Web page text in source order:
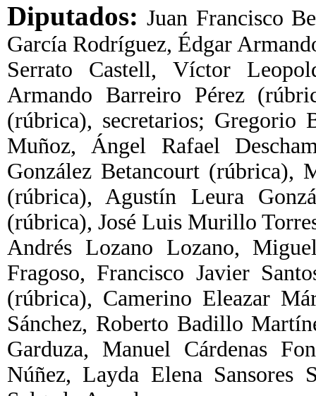
Diputados: Juan Francisco
García Rodríguez, Édgar
Serrato Castell, Víctor
Armando Barreiro Pérez
(rúbrica), secretarios; Gregorio
Muñoz, Ángel Rafael
González Betancourt (rúbrica),
(rúbrica), Agustín Leura
(rúbrica), José Luis Murillo
Andrés Lozano Lozano,
Fragoso, Francisco Javier
(rúbrica), Camerino Eleazar
Sánchez, Roberto Badillo
Garduza, Manuel Cárdenas
Núñez, Layda Elena Sansores